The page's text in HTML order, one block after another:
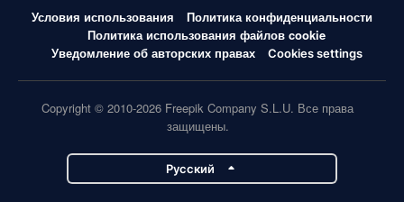
Условия использования
Политика конфиденциальности
Политика использования файлов cookie
Уведомление об авторских правах
Cookies settings
Copyright © 2010-2026 Freepik Company S.L.U. Все права
защищены.
Pусский